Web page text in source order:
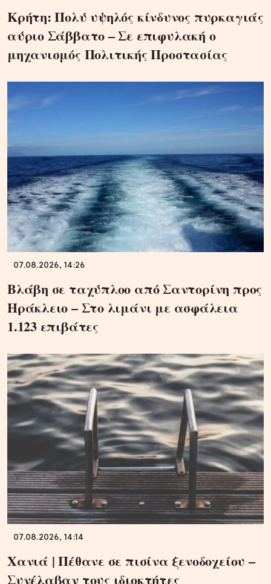
Κρήτη: Πολύ υψηλός κίνδυνος πυρκαγιάς
αύριο Σάββατο – Σε επιφυλακή ο
μηχανισμός Πολιτικής Προστασίας
07.08.2026, 14:26
Βλάβη σε ταχύπλοο από Σαντορίνη προς
Ηράκλειο – Στο λιμάνι με ασφάλεια
1.123 επιβάτες
07.08.2026, 14:14
Χανιά | Πέθανε σε πισίνα ξενοδοχείου –
Συνέλαβαν τους ιδιοκτήτες